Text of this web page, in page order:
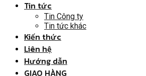
Tin tức
Tin Công ty
Tin tức khác
Kiến thức
Liên hệ
Hướng dẫn
GIAO HÀNG